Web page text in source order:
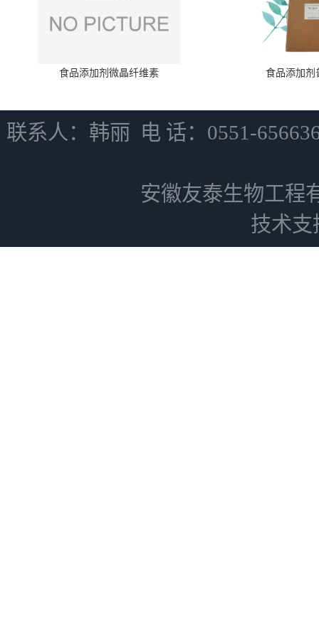
食品添加剂微晶纤维素 食品添加剂
联系人：韩丽 电 话：0551-
安徽友泰生物工程
技术